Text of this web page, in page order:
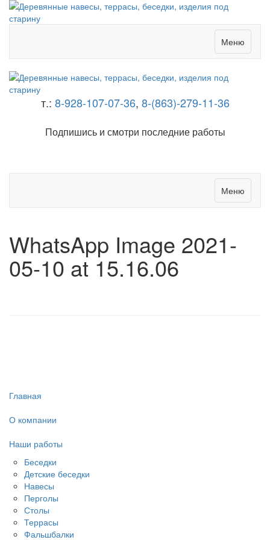
Меню
т.: 8-928-107-07-36, 8-(863)-279-11-36
Подпишись и смотри последние работы
Меню
WhatsApp Image 2021-
05-10 at 15.16.06
Главная
О компании
Наши работы
Беседки
Детские беседки
Навесы
Перголы
Столы
Террасы
Фальшбалки